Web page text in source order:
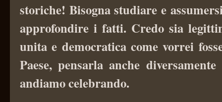
storiche! Bisogna studiare e
approfondire i fatti. Credo sia
unita e democratica come vorrei
Paese, pensarla anche
andiamo celebrando.